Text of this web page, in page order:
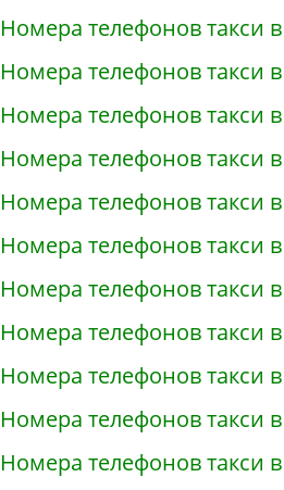
Номера телефонов такси
Номера телефонов такси
Номера телефонов такси
Номера телефонов такси
Номера телефонов такси
Номера телефонов такси
Номера телефонов такси
Номера телефонов такси
Номера телефонов такси
Номера телефонов такси
Номера телефонов такси